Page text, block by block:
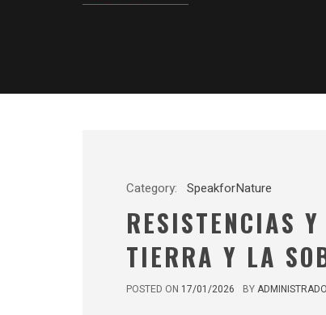
Category: SpeakforNature
RESISTENCIAS
TIERRA Y LA
POSTED ON 17/01/2026 BY